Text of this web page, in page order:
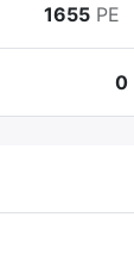
1655 PE
0